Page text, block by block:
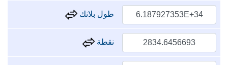
طول بلانك
نقطة